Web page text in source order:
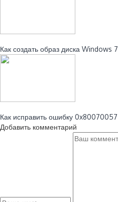
Как создать образ диска Windows 7
Как исправить ошибку 0x80070057
Добавить комментарий